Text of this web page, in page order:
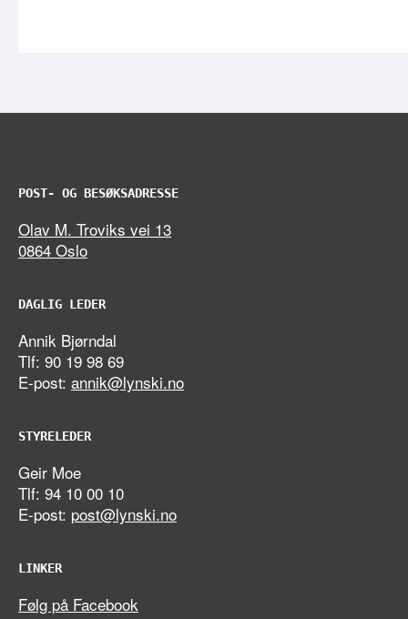
POST- OG BESØKSADRESSE
Olav M. Troviks vei 13
0864 Oslo
DAGLIG LEDER
Annik Bjørndal
Tlf: 90 19 98 69
E-post: annik@lynski.no
STYRELEDER
Geir Moe
Tlf: 94 10 00 10
E-post: post@lynski.no
LINKER
Følg på Facebook